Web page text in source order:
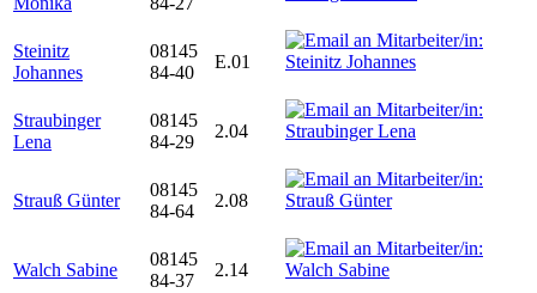
Steinitz
Johannes
08145
84-40
E.01
Straubinger
Lena
08145
84-29
2.04
Strauß Günter
08145
84-64
2.08
Walch Sabine
08145
84-37
2.14